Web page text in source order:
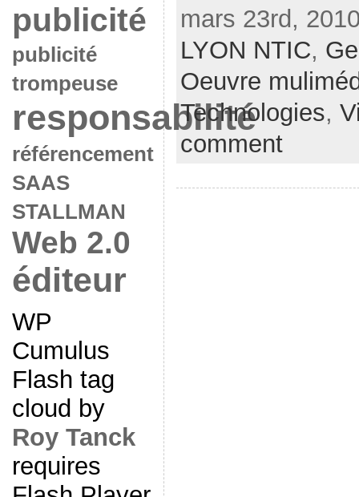
publicité
publicité
trompeuse
responsabilité
référencement
SAAS
STALLMAN
Web 2.0
éditeur
WP
Cumulus
Flash tag
cloud by
Roy Tanck
requires
mars 23rd,
LYON NTIC,
Oeuvre
Technologies,
comment